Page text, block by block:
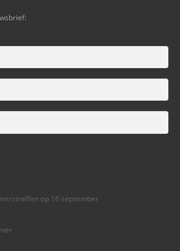
op 16 september